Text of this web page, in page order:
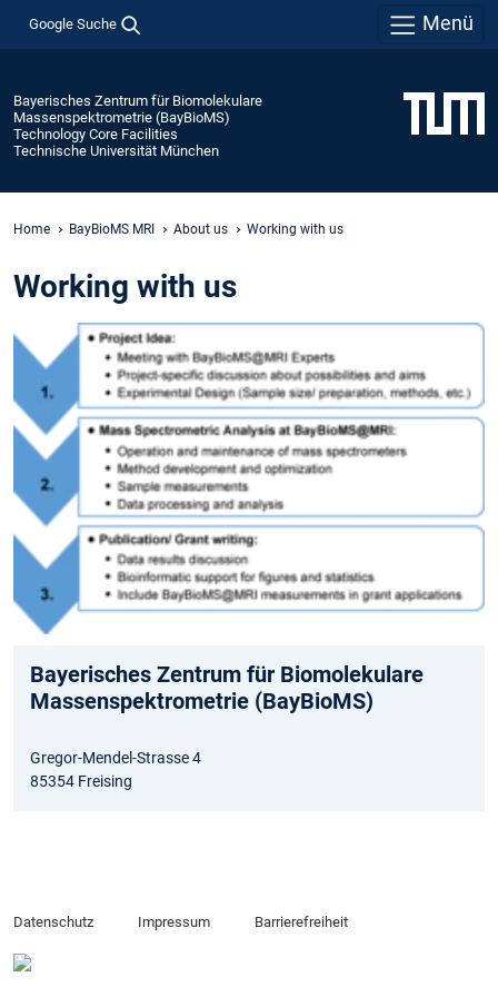
Google Suche Menü
Bayerisches Zentrum für Biomolekulare
Massenspektrometrie (BayBioMS)
Technology Core Facilities
Technische Universität München
Home BayBioMS MRI About us Working with us
Working with us
Bayerisches Zentrum für Biomolekulare
Massenspektrometrie (BayBioMS)
Gregor-Mendel-Strasse 4
85354 Freising
Datenschutz Impressum Barrierefreiheit